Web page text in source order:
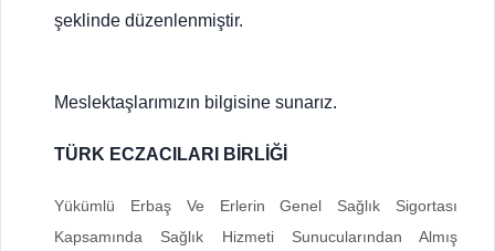
şeklinde düzenlenmiştir.
Meslektaşlarımızın bilgisine sunarız.
TÜRK ECZACILARI BİRLİĞİ
Yükümlü Erbaş Ve Erlerin Genel Sağlık Sigortası
Kapsamında Sağlık Hizmeti Sunucularından Almış